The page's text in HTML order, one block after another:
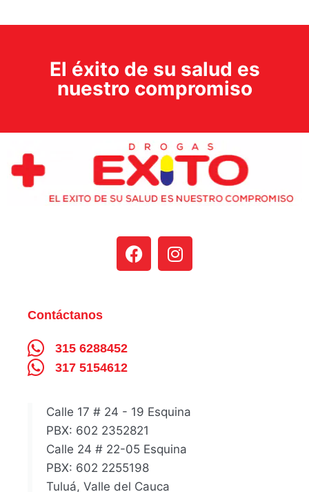
El éxito de su salud es
nuestro compromiso
Contáctanos
315 6288452
317 5154612
Calle 17 # 24 - 19 Esquina
PBX: 602 2352821
Calle 24 # 22-05 Esquina
PBX: 602 2255198
Tuluá, Valle del Cauca